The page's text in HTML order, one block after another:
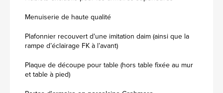
Menuiserie de haute qualité
Plafonnier recouvert d'une imitation daim (ainsi que la
rampe d’éclairage FK à l’avant)
Plaque de découpe pour table (hors table fixée au mur
et table à pied)